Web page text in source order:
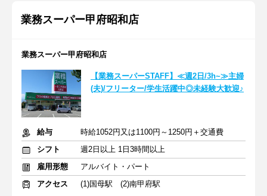
業務スーパー甲府昭和店
業務スーパー甲府昭和店
【業務スーパーSTAFF】≪週2日/3h~≫主婦
(夫)/フリーター/学生活躍中◎未経験大歓迎♪
給与
時給1052円又は1100円～1250円＋交通費
シフト
週2日以上 1日3時間以上
雇用形態
アルバイト・パート
アクセス
(1)国母駅 (2)南甲府駅